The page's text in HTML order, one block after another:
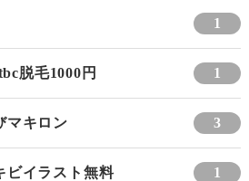
1
脱毛1000円 1
マキロン 3
ビイラスト無料 1